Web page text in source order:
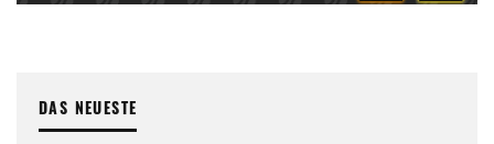
DAS NEUESTE